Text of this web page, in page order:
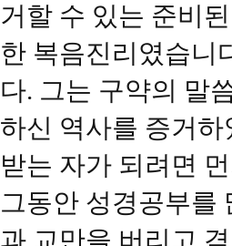
거할 수 있는 준비
한 복음진리였습니
다. 그는 구약의 말
하신 역사를 증거
받는 자가 되려면
그동안 성경공부를
과 교만을 버리고